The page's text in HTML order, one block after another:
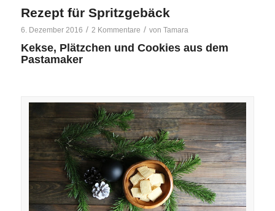
Rezept für Spritzgebäck
6. Dezember 2016 / 2 Kommentare / von Tamara
Kekse, Plätzchen und Cookies aus dem
Pastamaker